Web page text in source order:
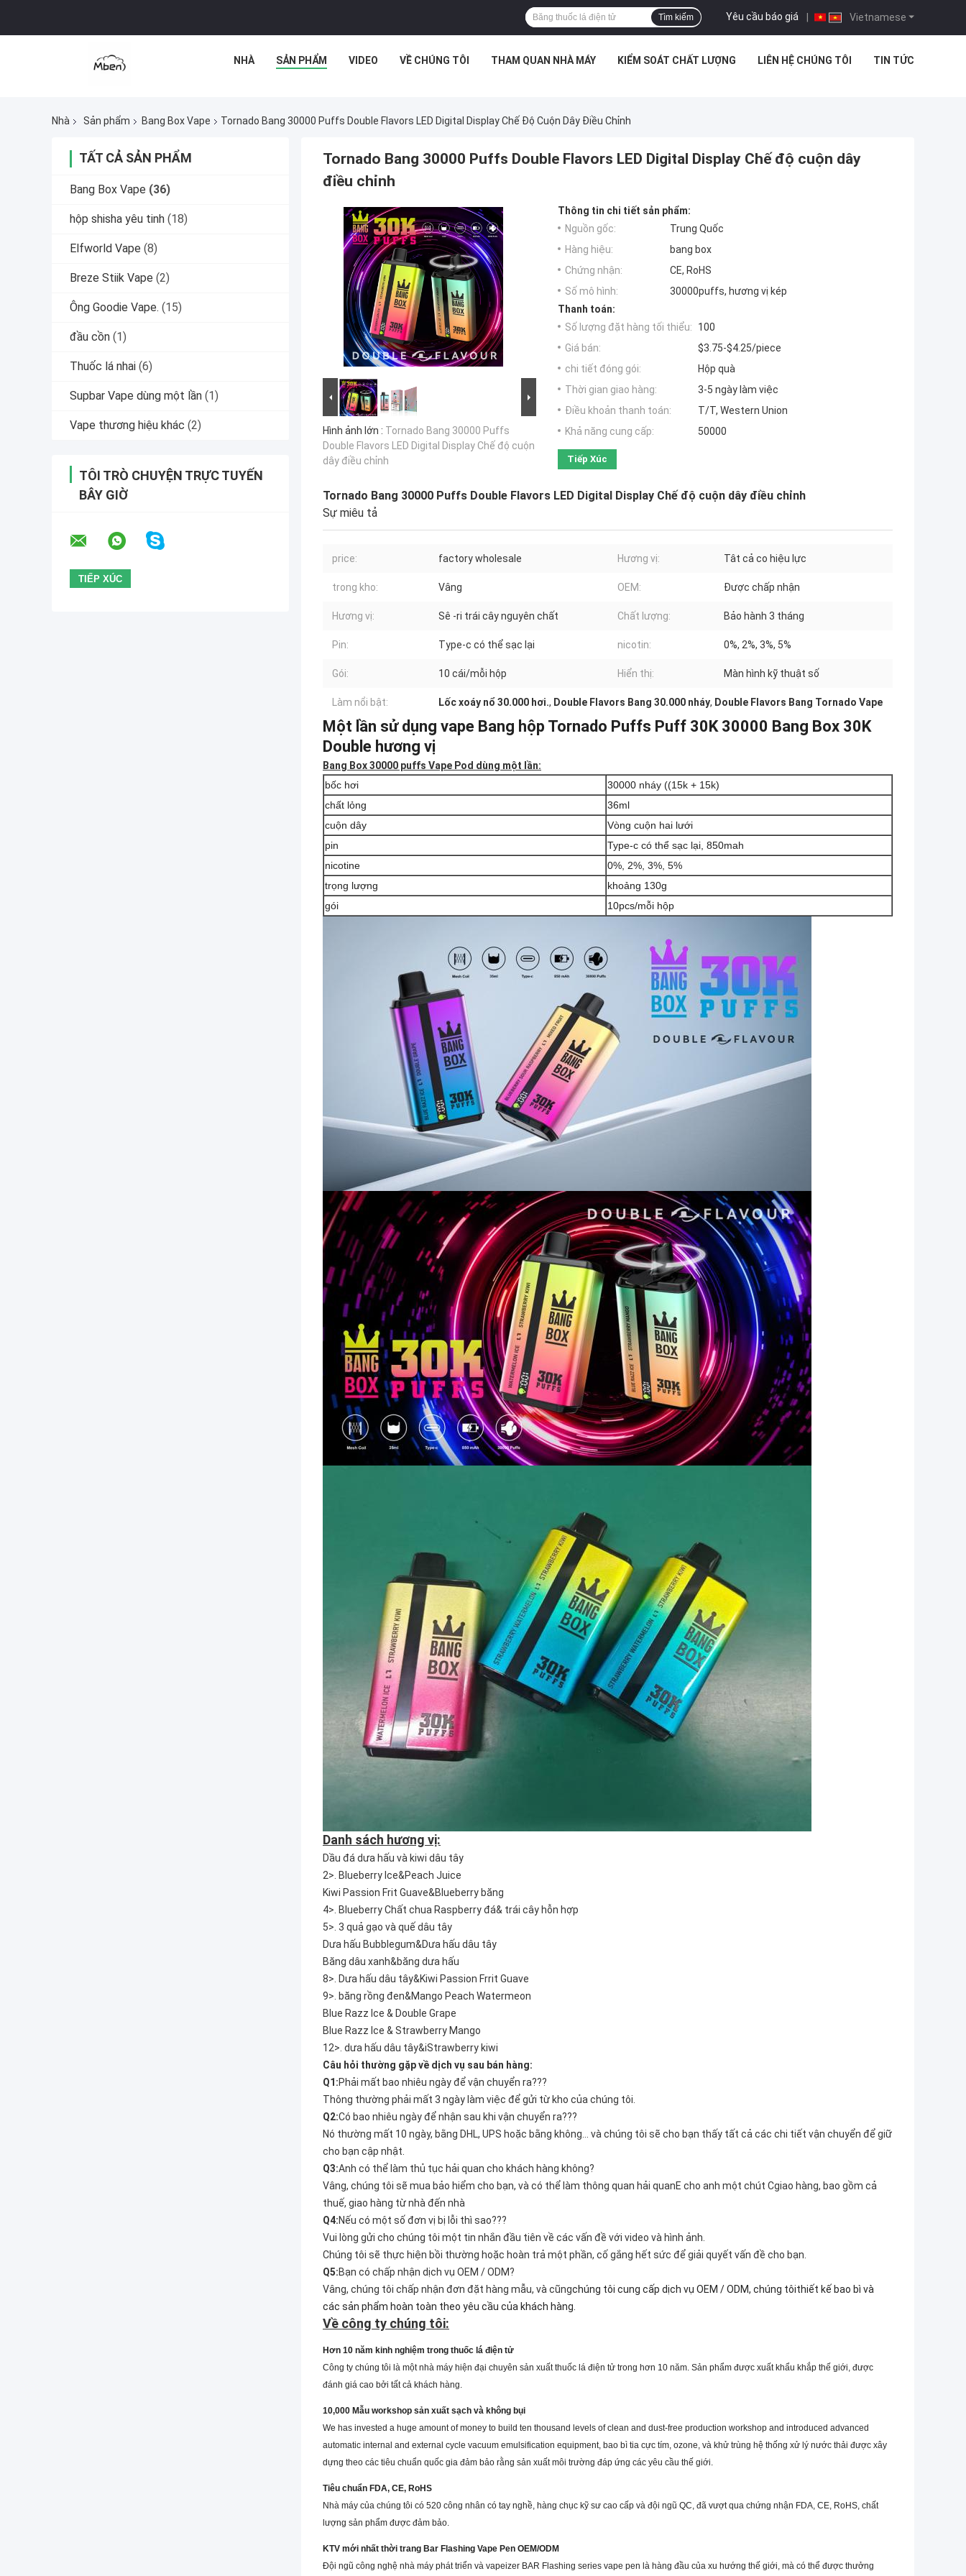
Vietnamese
Yêu cầu báo giá |
Tìm kiếm
NHÀ SẢN PHẨM VIDEO VỀ CHÚNG TÔI THAM QUAN NHÀ MÁY KIỂM SOÁT CHẤT LƯỢNG LIÊN HỆ CHÚNG TÔI TIN TỨC
Nhà Sản phẩm Bang Box Vape Tornado Bang 30000 Puffs Double Flavors LED Digital Display Chế Độ Cuộn Dây Điều Chỉnh
TẤT CẢ SẢN PHẨM
Bang Box Vape (36)
hộp shisha yêu tinh (18)
Elfworld Vape (8)
Breze Stiik Vape (2)
Ông Goodie Vape. (15)
đầu cồn (1)
Thuốc lá nhai (6)
Supbar Vape dùng một lần (1)
Vape thương hiệu khác (2)
TÔI TRÒ CHUYỆN TRỰC TUYẾN
BÂY GIỜ
Tornado Bang 30000 Puffs Double Flavors LED Digital Display Chế độ cuộn dây
điều chỉnh
Hình ảnh lớn : Tornado Bang 30000 Puffs
Double Flavors LED Digital Display Chế độ cuộn
dây điều chỉnh
Thông tin chi tiết sản phẩm:
Nguồn gốc:
Trung Quốc
Hàng hiệu:
bang box
Chứng nhận:
CE, RoHS
Số mô hình:
30000puffs, hương vị kép
Thanh toán:
Số lượng đặt hàng tối thiểu:
100
Giá bán:
$3.75-$4.25/piece
chi tiết đóng gói:
Hộp quà
Thời gian giao hàng:
3-5 ngày làm việc
Điều khoản thanh toán:
T/T, Western Union
Khả năng cung cấp:
50000
Tiếp Xúc
Tornado Bang 30000 Puffs Double Flavors LED Digital Display Chế độ cuộn dây điều chỉnh
Sự miêu tả
price: factory wholesale Hương vị: Tât cả co hiệu lực
trong kho: Vâng OEM: Được chấp nhận
Hương vị: Sê -ri trái cây nguyên chất Chất lượng: Bảo hành 3 tháng
Pin: Type-c có thể sạc lại nicotin: 0%, 2%, 3%, 5%
Gói: 10 cái/mỗi hộp Hiển thị: Màn hình kỹ thuật số
Làm nổi bật: Lốc xoáy nổ 30.000 hơi., Double Flavors Bang 30.000 nháy, Double Flavors Bang Tornado Vape
Một lần sử dụng vape Bang hộp Tornado Puffs Puff 30K 30000 Bang Box 30K
Double hương vị
Bang Box 30000 puffs Vape Pod dùng một lần:
bốc hơi
30000 nháy ((15k + 15k)
chất lỏng
36ml
cuộn dây
Vòng cuộn hai lưới
pin
Type-c có thể sạc lại, 850mah
nicotine
0%, 2%, 3%, 5%
trọng lượng
khoảng 130g
gói
10pcs/mỗi hộp
Danh sách hương vị:
Dầu đá dưa hấu và kiwi dâu tây
2>. Blueberry Ice&Peach Juice
Kiwi Passion Frit Guave&Blueberry băng
4>. Blueberry Chất chua Raspberry đá& trái cây hỗn hợp
5>. 3 quả gạo và quế dâu tây
Dưa hấu Bubblegum&Dưa hấu dâu tây
Băng dâu xanh&băng dưa hấu
8>. Dưa hấu dâu tây&Kiwi Passion Frrit Guave
9>. băng rồng đen&Mango Peach Watermeon
Blue Razz Ice & Double Grape
Blue Razz Ice & Strawberry Mango
12>. dưa hấu dâu tây&iStrawberry kiwi
Câu hỏi thường gặp về dịch vụ sau bán hàng:
Q1:Phải mất bao nhiêu ngày để vận chuyển ra???
Thông thường phải mất 3 ngày làm việc để gửi từ kho của chúng tôi.
Q2:Có bao nhiêu ngày để nhận sau khi vận chuyển ra???
Nó thường mất 10 ngày, bằng DHL, UPS hoặc bằng không... và chúng tôi sẽ cho bạn thấy tất cả các chi tiết vận chuyển để giữ
cho bạn cập nhật.
Q3:Anh có thể làm thủ tục hải quan cho khách hàng không?
Vâng, chúng tôi sẽ mua bảo hiểm cho bạn, và có thể làm thông quan hải quanE cho anh một chút Cgiao hàng, bao gồm cả
thuế, giao hàng từ nhà đến nhà
Q4:Nếu có một số đơn vị bị lỗi thì sao???
Vui lòng gửi cho chúng tôi một tin nhắn đầu tiên về các vấn đề với video và hình ảnh.
Chúng tôi sẽ thực hiện bồi thường hoặc hoàn trả một phần, cố gắng hết sức để giải quyết vấn đề cho bạn.
Q5:Bạn có chấp nhận dịch vụ OEM / ODM?
Vâng, chúng tôi chấp nhận đơn đặt hàng mẫu, và cũngchúng tôi cung cấp dịch vụ OEM / ODM, chúng tôithiết kế bao bì và
các sản phẩm hoàn toàn theo yêu cầu của khách hàng.
Về công ty chúng tôi:
Hơn 10 năm kinh nghiệm trong thuốc lá điện tử
Công ty chúng tôi là một nhà máy hiện đại chuyên sản xuất thuốc lá điện tử trong hơn 10 năm. Sản phẩm được xuất khẩu khắp thế giới, được
đánh giá cao bởi tất cả khách hàng.
10,000 Mẫu workshop sản xuất sạch và không bụi
We has invested a huge amount of money to build ten thousand levels of clean and dust-free production workshop and introduced advanced
automatic internal and external cycle vacuum emulsification equipment, bao bì tia cực tím, ozone, và khử trùng hệ thống xử lý nước thải được xây
dựng theo các tiêu chuẩn quốc gia đảm bảo rằng sản xuất môi trường đáp ứng các yêu cầu thế giới.
Tiêu chuẩn FDA, CE, RoHS
Nhà máy của chúng tôi có 520 công nhân có tay nghề, hàng chục kỹ sư cao cấp và đội ngũ QC, đã vượt qua chứng nhận FDA, CE, RoHS, chất
lượng sản phẩm được đảm bảo.
KTV mới nhất thời trang Bar Flashing Vape Pen OEM/ODM
Đội ngũ công nghệ nhà máy phát triển và vapeizer BAR Flashing series vape pen là hàng đầu của xu hướng thế giới, mà có thể được thưởng